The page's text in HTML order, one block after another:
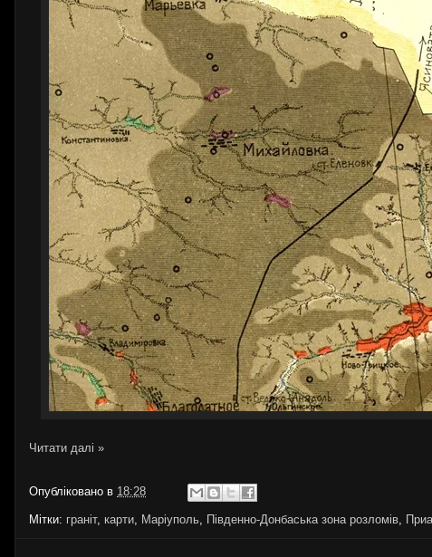
Читати далі »
Опубліковано в 18:28
Мітки: граніт, карти, Маріуполь, Південно-Донбаська зона розломів,